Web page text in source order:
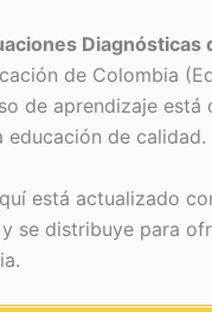
Diagnósticas
de Colombia
de aprendizaje está
de calidad.
está actualizado
se distribuye para